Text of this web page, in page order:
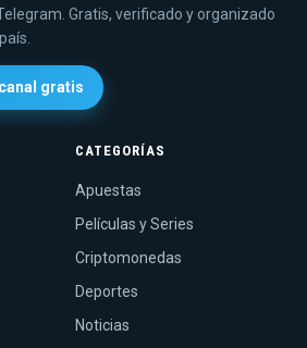
Gratis, verificado y organizado
gratis
CATEGORÍAS
Apuestas
Películas y Series
Criptomonedas
Deportes
Noticias